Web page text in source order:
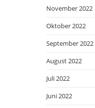
November 2022
Oktober 2022
September 2022
August 2022
Juli 2022
Juni 2022